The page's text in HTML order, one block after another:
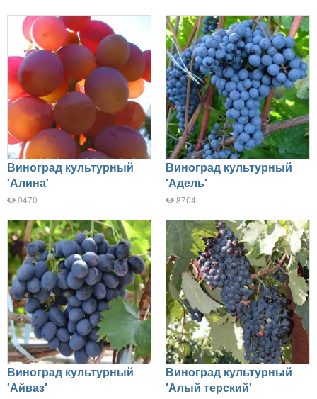
Виноград культурный
'Алина'
9470
Виноград культурный
'Адель'
8704
Виноград культурный
'Айваз'
Виноград культурный
'Алый терский'